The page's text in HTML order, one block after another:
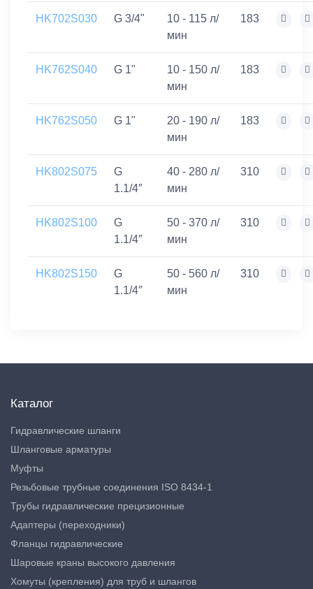
HK702S030 G 3/4"
10 - 115 л/
мин
183
HK762S040 G 1"
10 - 150 л/
мин
183
HK762S050 G 1"
20 - 190 л/
мин
183
HK802S075
G
1.1/4″
40 - 280 л/
мин
310
HK802S100
G
1.1/4″
50 - 370 л/
мин
310
HK802S150
G
1.1/4″
50 - 560 л/
мин
310
Каталог
Гидравлические шланги
Шланговые арматуры
Муфты
Резьбовые трубные соединения ISO 8434-1
Трубы гидравлические прецизионные
Адаптеры (переходники)
Фланцы гидравлические
Шаровые краны высокого давления
Хомуты (крепления) для труб и шлангов